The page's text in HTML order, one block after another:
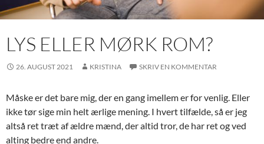
LYS ELLER MØRK ROM?
26. AUGUST 2021 KRISTINA SKRIV EN KOMMENTAR
Måske er det bare mig, der en gang imellem er for venlig. Eller
ikke tør sige min helt ærlige mening. I hvert tilfælde, så er jeg
altså ret træt af ældre mænd, der altid tror, de har ret og ved
alting bedre end andre.